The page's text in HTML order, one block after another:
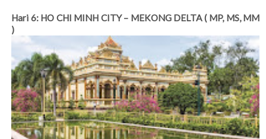
Hari 6: HO CHI MINH CITY – MEKONG DELTA ( MP, MS, MM
)